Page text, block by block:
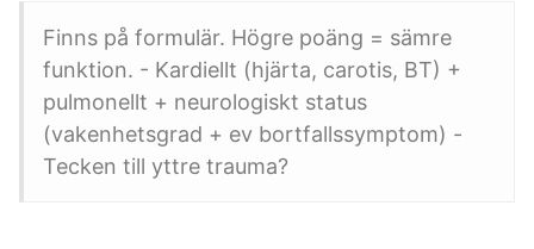
Finns på formulär. Högre poäng = sämre
funktion. - Kardiellt (hjärta, carotis, BT) +
pulmonellt + neurologiskt status
(vakenhetsgrad + ev bortfallssymptom) -
Tecken till yttre trauma?